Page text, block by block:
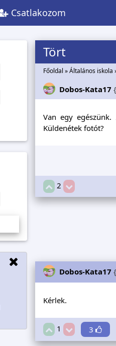
Csatlakozom
Tört
Főoldal »Általános iskola
Dobos-Kata17
Van egy
Küldenétek fotót?
2
Dobos-Kata17
Kérlek.
1 3